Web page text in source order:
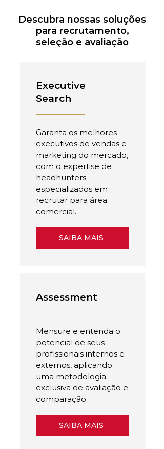
Descubra nossas soluções
para recrutamento,
seleção e avaliação
Executive
Search
Garanta os melhores
executivos de vendas e
marketing do mercado,
com o expertise de
headhunters
especializados em
recrutar para área
comercial.
SAIBA MAIS
Assessment
Mensure e entenda o
potencial de seus
profissionais internos e
externos, aplicando
uma metodologia
exclusiva de avaliação e
comparação.
SAIBA MAIS